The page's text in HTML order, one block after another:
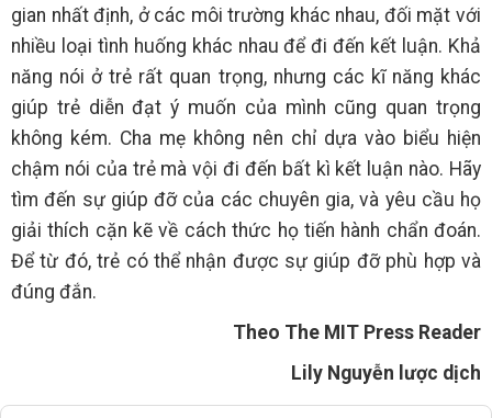
gian nhất định, ở các môi trường khác nhau, đối mặt với
nhiều loại tình huống khác nhau để đi đến kết luận. Khả
năng nói ở trẻ rất quan trọng, nhưng các kĩ năng khác
giúp trẻ diễn đạt ý muốn của mình cũng quan trọng
không kém. Cha mẹ không nên chỉ dựa vào biểu hiện
chậm nói của trẻ mà vội đi đến bất kì kết luận nào. Hãy
tìm đến sự giúp đỡ của các chuyên gia, và yêu cầu họ
giải thích cặn kẽ về cách thức họ tiến hành chẩn đoán.
Để từ đó, trẻ có thể nhận được sự giúp đỡ phù hợp và
đúng đắn.
Theo The MIT Press Reader
Lily Nguyễn lược dịch